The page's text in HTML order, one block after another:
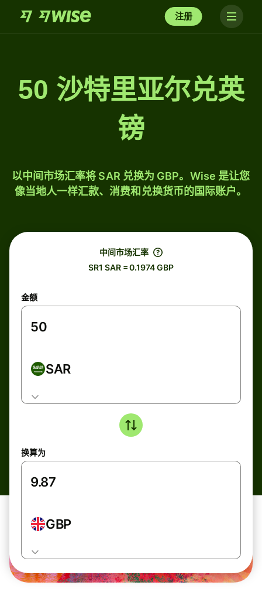
注册
50 沙特里亚尔兑英
镑
以中间市场汇率将 SAR 兑换为 GBP。Wise 是让您
像当地人一样汇款、消费和兑换货币的国际账户。
中间市场汇率
SR1 SAR = 0.1974 GBP
金额
SAR
换算为
GBP